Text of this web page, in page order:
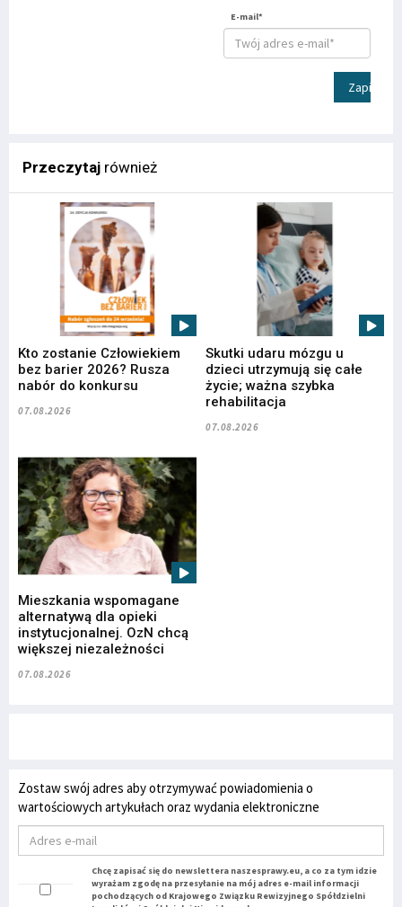
E-mail*
Zapisz
Przeczytaj również
Kto zostanie Człowiekiem
bez barier 2026? Rusza
nabór do konkursu
07.08.2026
Skutki udaru mózgu u
dzieci utrzymują się całe
życie; ważna szybka
rehabilitacja
07.08.2026
Mieszkania wspomagane
alternatywą dla opieki
instytucjonalnej. OzN chcą
większej niezależności
07.08.2026
Zostaw swój adres aby otrzymywać powiadomienia o
wartościowych artykułach oraz wydania elektroniczne
Chcę zapisać się do newslettera naszesprawy.eu, a co za tym idzie
wyrażam zgodę na przesyłanie na mój adres e-mail informacji
pochodzących od Krajowego Związku Rewizyjnego Spółdzielni